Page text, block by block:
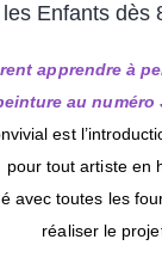
les Enfants dès
apprendre à
au numéro
est
pour tout artiste en
avec toutes les
réaliser le